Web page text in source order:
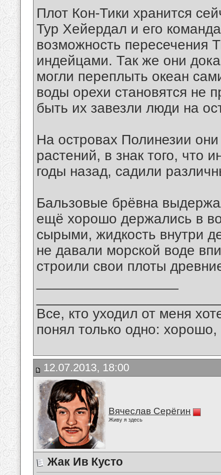
Плот Кон-Тики хранится
Тур Хейердал и его
возможность пересечения
индейцами. Так же они
могли переплыть океан
воды орехи становятся не
быть их завезли люди на
На островах Полинезии
растений, в знак того, что
годы назад, садили
Бальзовые брёвна
ещё хорошо держались в
сырыми, жидкость внутри
не давали морской воде
строили свои плоты
Все, кто уходил от меня
понял только одно:
12.07.2013, 18:00
Вячеслав Серёгин
Живу я здесь
Жак Ив Кусто